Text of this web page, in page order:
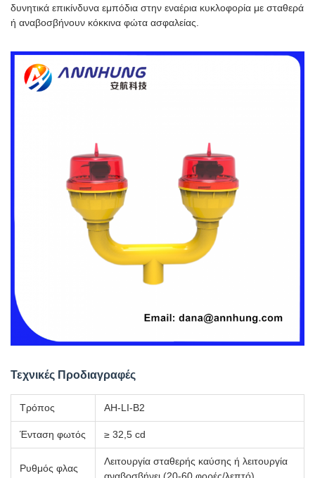
δυνητικά επικίνδυνα εμπόδια στην εναέρια κυκλοφορία με σταθερά
ή αναβοσβήνουν κόκκινα φώτα ασφαλείας.
Τεχνικές Προδιαγραφές
Τρόπος AH-LI-B2
Ένταση φωτός ≥ 32,5 cd
Ρυθμός φλας
Λειτουργία σταθερής καύσης ή λειτουργία